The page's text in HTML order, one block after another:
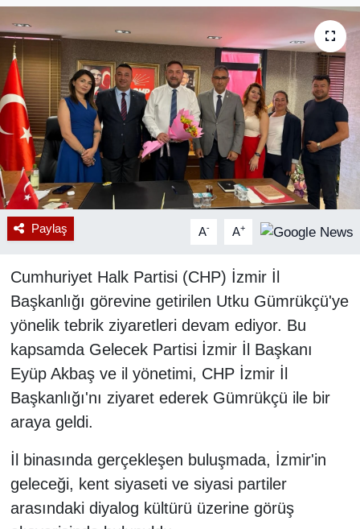
Paylaş A- A+
Cumhuriyet Halk Partisi (CHP) İzmir İl
Başkanlığı görevine getirilen Utku Gümrükçü'ye
yönelik tebrik ziyaretleri devam ediyor. Bu
kapsamda Gelecek Partisi İzmir İl Başkanı
Eyüp Akbaş ve il yönetimi, CHP İzmir İl
Başkanlığı'nı ziyaret ederek Gümrükçü ile bir
araya geldi.
İl binasında gerçekleşen buluşmada, İzmir'in
geleceği, kent siyaseti ve siyasi partiler
arasındaki diyalog kültürü üzerine görüş